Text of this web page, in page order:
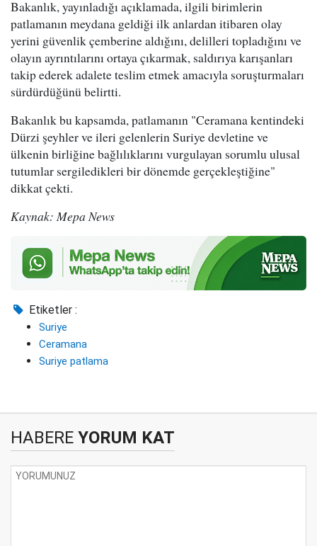
Bakanlık, yayınladığı açıklamada, ilgili birimlerin
patlamanın meydana geldiği ilk anlardan itibaren olay
yerini güvenlik çemberine aldığını, delilleri topladığını ve
olayın ayrıntılarını ortaya çıkarmak, saldırıya karışanları
takip ederek adalete teslim etmek amacıyla soruşturmaları
sürdürdüğünü belirtti.
Bakanlık bu kapsamda, patlamanın "Ceramana kentindeki
Dürzi şeyhler ve ileri gelenlerin Suriye devletine ve
ülkenin birliğine bağlılıklarını vurgulayan sorumlu ulusal
tutumlar sergiledikleri bir dönemde gerçekleştiğine"
dikkat çekti.
Kaynak: Mepa News
Etiketler :
Suriye
Ceramana
Suriye patlama
HABERE YORUM KAT